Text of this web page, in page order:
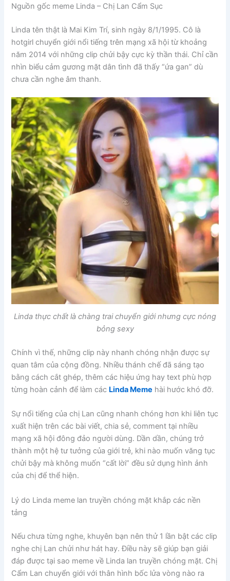
Nguồn gốc meme Linda – Chị Lan Cẩm Sục
Linda tên thật là Mai Kim Trí, sinh ngày 8/1/1995. Cô là
hotgirl chuyển giới nổi tiếng trên mạng xã hội từ khoảng
năm 2014 với những clip chửi bậy cực kỳ thần thái. Chỉ cần
nhìn biểu cảm gương mặt dân tình đã thấy “ứa gan” dù
chưa cần nghe âm thanh.
Linda thực chất là chàng trai chuyển giới nhưng cực nóng
bỏng sexy
Chính vì thế, những clip này nhanh chóng nhận được sự
quan tâm của cộng đồng. Nhiều thánh chế đã sáng tạo
bằng cách cắt ghép, thêm các hiệu ứng hay text phù hợp
từng hoàn cảnh để làm các Linda Meme hài hước khó đỡ.
Sự nổi tiếng của chị Lan cũng nhanh chóng hơn khi liên tục
xuất hiện trên các bài viết, chia sẻ, comment tại nhiều
mạng xã hội đông đảo người dùng. Dần dần, chúng trở
thành một hệ tư tưởng của giới trẻ, khi nào muốn văng tục
chửi bậy mà không muốn “cất lời” đều sử dụng hình ảnh
của chị để thể hiện.
Lý do Linda meme lan truyền chóng mặt khắp các nền
tảng
Nếu chưa từng nghe, khuyên bạn nên thử 1 lần bật các clip
nghe chị Lan chửi như hát hay. Điều này sẽ giúp bạn giải
đáp được tại sao meme về Linda lan truyền chóng mặt. Chị
Cẩm Lan chuyển giới với thân hình bốc lửa vòng nào ra